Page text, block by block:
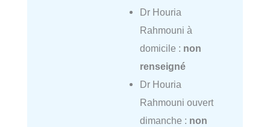
Dr Houria
Rahmouni à
domicile : non
renseigné
Dr Houria
Rahmouni ouvert
dimanche : non